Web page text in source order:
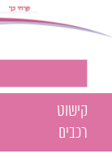
קישוט
רכבים